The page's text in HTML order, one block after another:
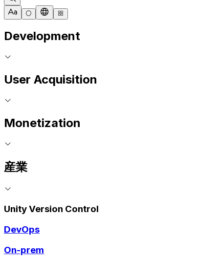
Development
User Acquisition
Monetization
産業
Unity Version Control
DevOps
On-prem